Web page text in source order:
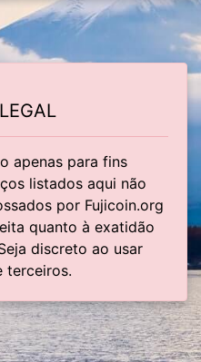
apenas para fins
listados aqui não
por Fujicoin.org
quanto à exatidão
discreto ao usar
terceiros.